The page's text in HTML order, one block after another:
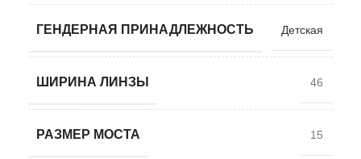
ГЕНДЕРНАЯ ПРИНАДЛЕЖНОСТЬ Детская
ШИРИНА ЛИНЗЫ 46
РАЗМЕР МОСТА 15